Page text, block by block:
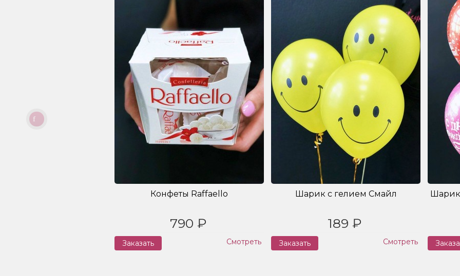
Конфеты Raffaello
790 ₽
Заказать Смотреть
Шарик с гелием Смайл
189 ₽
Заказать Смотреть